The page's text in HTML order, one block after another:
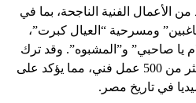
الأعمال الفنية الناجحة، بما في
ومسرحية “العيال كبرت”،
يا صاحبي” و”المشبوه”. وقد ترك
وراءه إرثاً فنياً ضخماً يضم أكثر من 500 عمل فني، مما يؤكد على
في تاريخ مصر.